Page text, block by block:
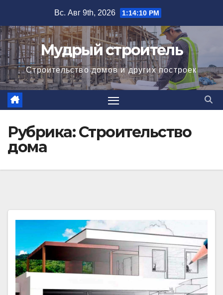
содержимому
Вс. Авг 9th, 2026 1:14:11 PM
Мудрый строитель
Строительство домов и других построек
Рубрика:Строительство
дома